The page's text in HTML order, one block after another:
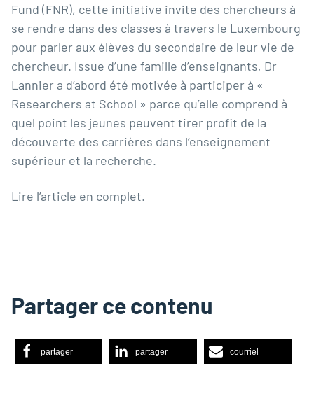
Fund (FNR), cette initiative invite des chercheurs à
se rendre dans des classes à travers le Luxembourg
pour parler aux élèves du secondaire de leur vie de
chercheur. Issue d’une famille d’enseignants, Dr
Lannier a d’abord été motivée à participer à «
Researchers at School » parce qu’elle comprend à
quel point les jeunes peuvent tirer profit de la
découverte des carrières dans l’enseignement
supérieur et la recherche.
Lire l’article en complet.
Partager ce contenu
partager partager courriel